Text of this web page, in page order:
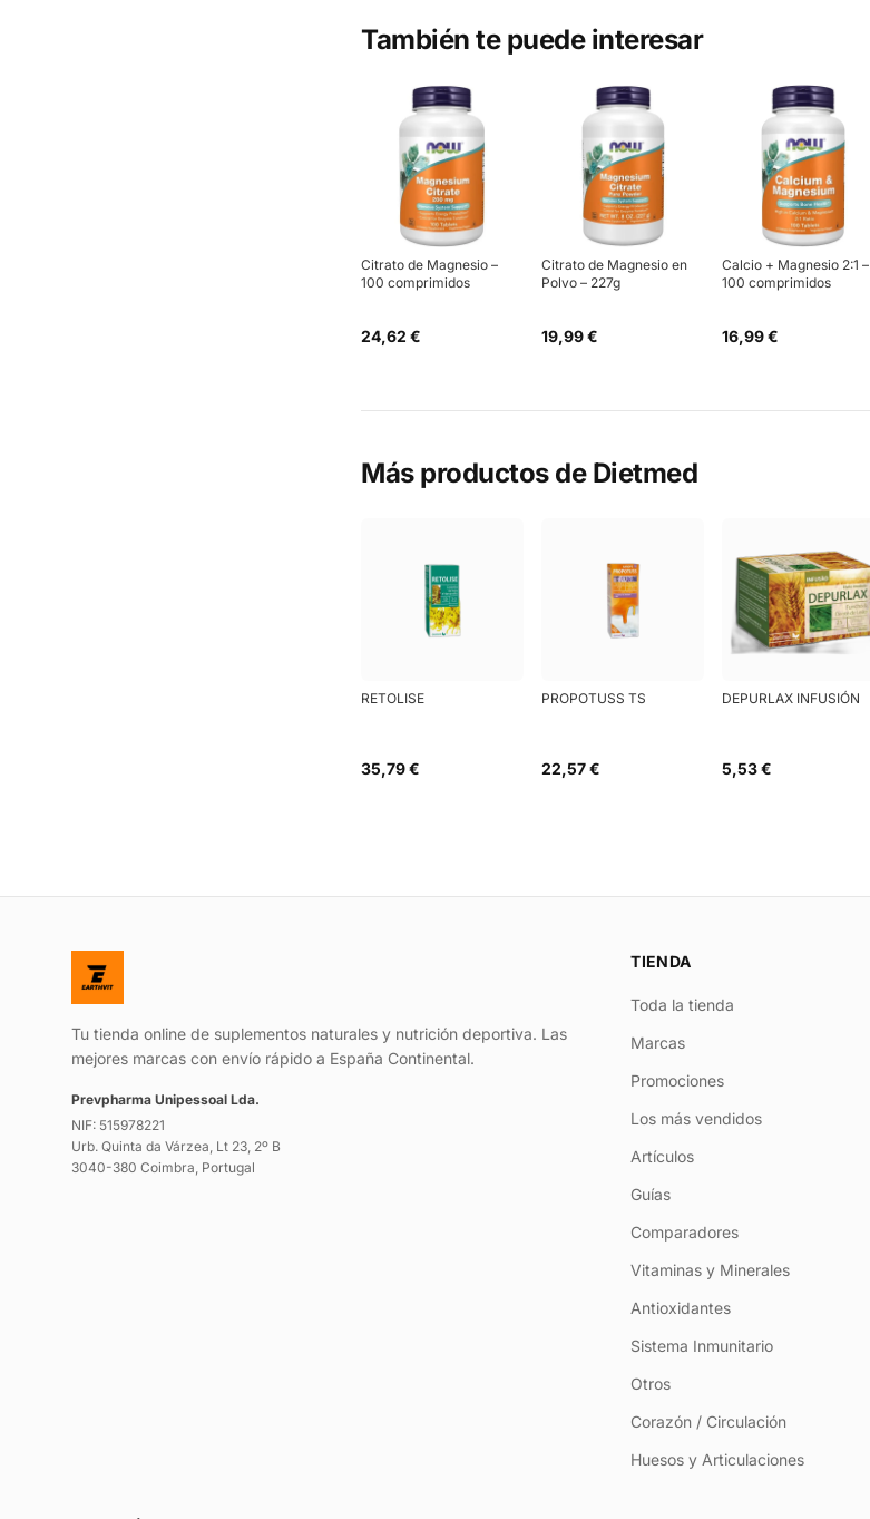
También te puede interesar
Citrato de Magnesio –
100 comprimidos
24,62 €
Citrato de Magnesio en
Polvo – 227g
19,99 €
Calcio + Magnesio 2:1 –
100 comprimidos
16,99 €
Más productos de Dietmed
RETOLISE
35,79 €
PROPOTUSS TS
22,57 €
DEPURLAX INFUSIÓN
5,53 €
Tu tienda online de suplementos naturales y nutrición deportiva. Las
mejores marcas con envío rápido a España Continental.
Prevpharma Unipessoal Lda.
NIF: 515978221
Urb. Quinta da Várzea, Lt 23, 2º B
3040-380 Coimbra, Portugal
TIENDA
Toda la tienda
Marcas
Promociones
Los más vendidos
Artículos
Guías
Comparadores
Vitaminas y Minerales
Antioxidantes
Sistema Inmunitario
Otros
Corazón / Circulación
Huesos y Articulaciones